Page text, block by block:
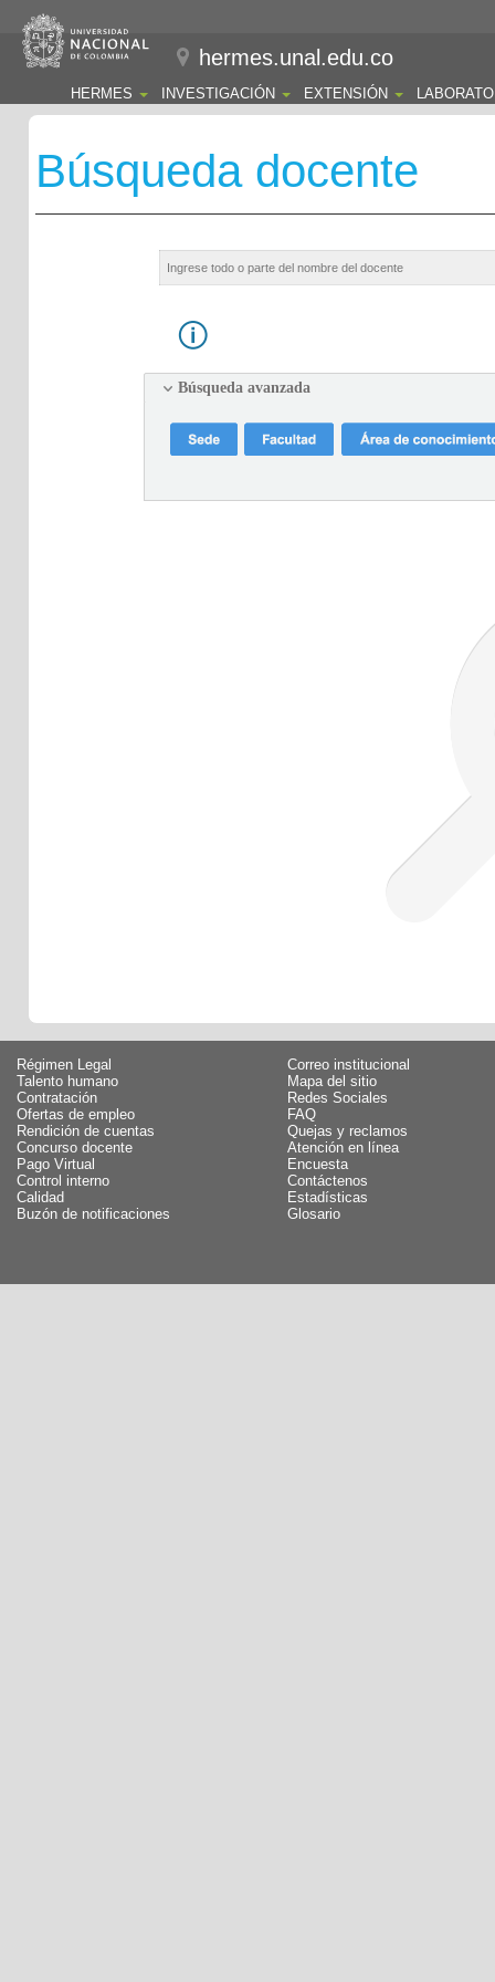
hermes.unal.edu.co
HERMES INVESTIGACIÓN EXTENSIÓN
Búsqueda docente
Búsqueda avanzada
Régimen Legal
Talento humano
Contratación
Ofertas de empleo
Rendición de cuentas
Concurso docente
Pago Virtual
Control interno
Calidad
Buzón de notificaciones
Correo institucional
Mapa del sitio
Redes Sociales
FAQ
Quejas y reclamos
Atención en línea
Encuesta
Contáctenos
Estadísticas
Glosario